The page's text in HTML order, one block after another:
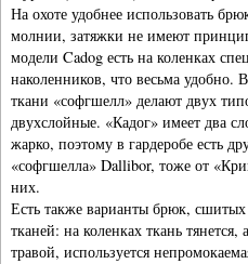
На охоте удобнее использовать
молнии, затяжки не имеют
модели Cadog есть на коленках
наколенников, что весьма удобно.
ткани «софгшелл» делают двух
двухслойные. «Кадог» имеет два
жарко, поэтому в гардеробе есть
«софгшелла» Dallibor, тоже от
них.
Есть также варианты брюк,
тканей: на коленках ткань
травой, используется